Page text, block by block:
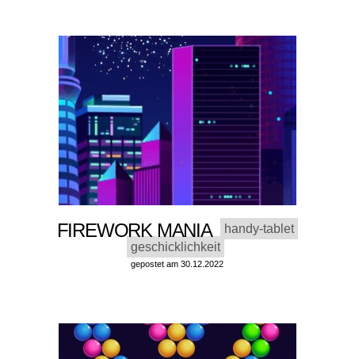
FIREWORK MANIA
handy-tablet
geschicklichkeit
gepostet am 30.12.2022